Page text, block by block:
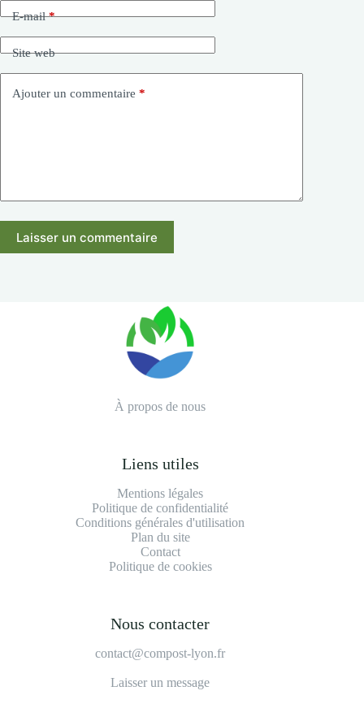
E-mail*
Site web
Ajouter un commentaire *
Laisser un commentaire
À propos de nous
Liens utiles
Mentions légales
Politique de confidentialité
Conditions générales d'utilisation
Plan du site
Contact
Politique de cookies
Nous contacter
contact@compost-lyon.fr
Laisser un message